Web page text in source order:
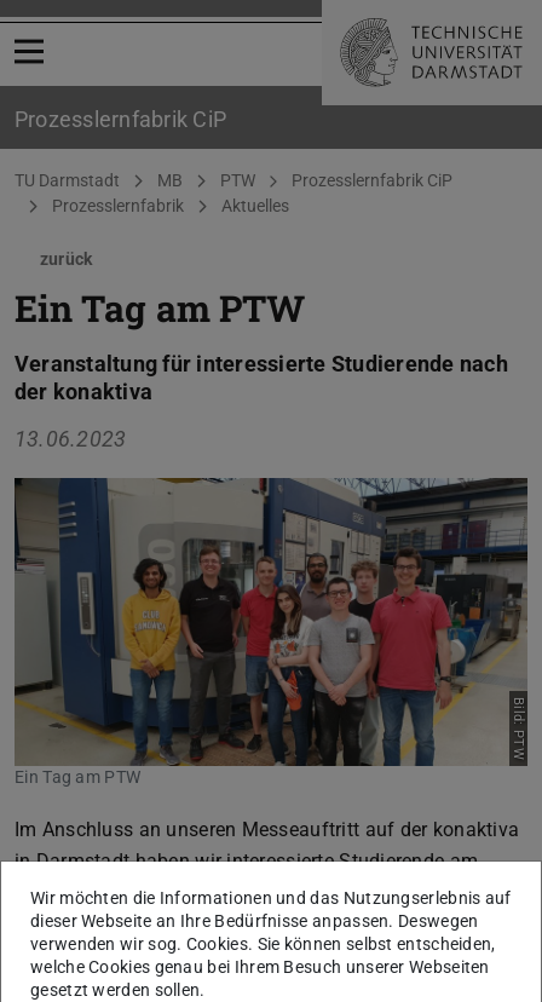
Menü öffnen
Prozesslernfabrik CiP
Sie befinden sich hier:
TU Darmstadt MB PTW
Prozesslernfabrik CiP
Prozesslernfabrik
Aktuelles
zurück
Ein Tag am PTW
Veranstaltung für interessierte Studierende nach
der konaktiva
13.06.2023
Bild: PTW
Ein Tag am PTW
Im Anschluss an unseren Messeauftritt auf der konaktiva
in Darmstadt haben wir interessierte Studierende am
31.05.2023 eingeladen, das PTW und seine
Mitarbeitenden vor Ort näher kennenzulernen. Nach einer
Vorstellungsrunde und Begrüßung durch
Prof. Dr.-Ing.
Joachim Metternichstarteten wir mit spannenden
Wir möchten die Informationen und das Nutzungserlebnis auf
dieser Webseite an Ihre Bedürfnisse anpassen. Deswegen
verwenden wir sog. Cookies. Sie können selbst entscheiden,
welche Cookies genau bei Ihrem Besuch unserer Webseiten
gesetzt werden sollen.